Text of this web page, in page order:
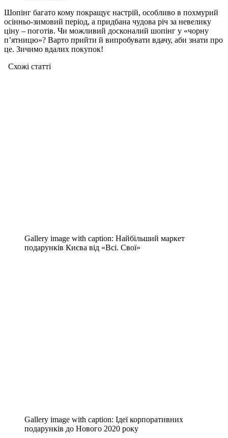
Шопінг багато кому покращує настрій, особливо в похмурий
осінньо-зимовий період, а придбана чудова річ за невелику
ціну – поготів. Чи можливий досконалий шопінг у «чорну
п’ятницю»? Варто прийти й випробувати вдачу, аби знати про
це. Зичимо вдалих покупок!
Схожі статтi
Gallery image with caption: Найбільший маркет
подарунків Києва від «Всі. Свої»
Gallery image with caption: Ідеї корпоративних
подарунків до Нового 2020 року